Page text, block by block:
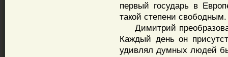
первый государь в
такой степени свободным.
Димитрий
Каждый день он
удивлял думных людей